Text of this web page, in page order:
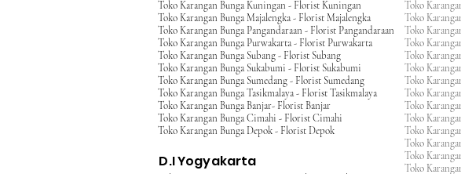
Toko Karangan Bunga Kuningan - Florist Kuningan
Toko Karangan Bunga Majalengka - Florist Majalengka
Toko Karangan Bunga Pangandaraan - Florist Pangandaraan
Toko Karangan Bunga Purwakarta - Florist Purwakarta
Toko Karangan Bunga Subang - Florist Subang
Toko Karangan Bunga Sukabumi - Florist Sukabumi
Toko Karangan Bunga Sumedang - Florist Sumedang
Toko Karangan Bunga Tasikmalaya - Florist Tasikmalaya
Toko Karangan Bunga Banjar- Florist Banjar
Toko Karangan Bunga Cimahi - Florist Cimahi
Toko Karangan Bunga Depok - Florist Depok
D.I Yogyakarta
Toko
Toko
Toko
Toko
Toko
Toko
Toko
Toko
Toko
Toko
Toko
Toko
Toko
Toko